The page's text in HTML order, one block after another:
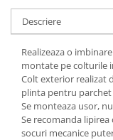
Organizatoare
Accesorii unelte
Unelte electrice
Instrumente de
Rigle si echere
Nivele
Descriere
Realizeaza o
montate pe colturile
Colt exterior realizat
plinta pentru parchet
Se monteaza usor,
Se recomanda
socuri mecanice